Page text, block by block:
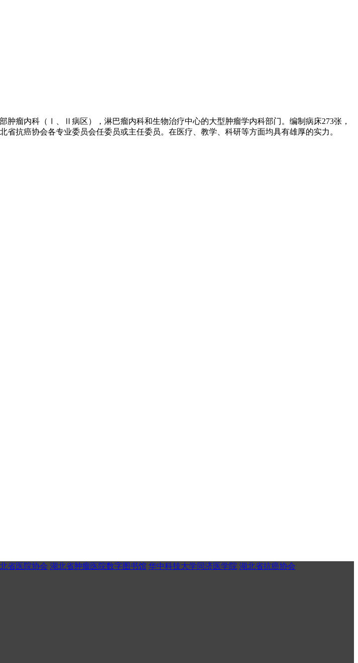
瘤内科（Ⅰ、Ⅱ病区），淋巴瘤内科和生物治疗中心的大型肿瘤学内科部门。编制病床273张，
抗癌协会各专业委员会任委员或主任委员。在医疗、教学、科研等方面均具有雄厚的实力。
省医院协会 湖北省肿瘤医院数字图书馆 华中科技大学同济医学院 湖北省抗癌协会